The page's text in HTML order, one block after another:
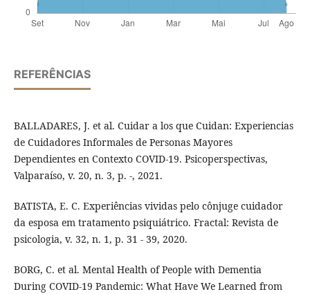
REFERÊNCIAS
BALLADARES, J. et al. Cuidar a los que Cuidan: Experiencias
de Cuidadores Informales de Personas Mayores
Dependientes en Contexto COVID-19. Psicoperspectivas,
Valparaíso, v. 20, n. 3, p. -, 2021.
BATISTA, E. C. Experiências vividas pelo cônjuge cuidador
da esposa em tratamento psiquiátrico. Fractal: Revista de
psicologia, v. 32, n. 1, p. 31 - 39, 2020.
BORG, C. et al. Mental Health of People with Dementia
During COVID-19 Pandemic: What Have We Learned from